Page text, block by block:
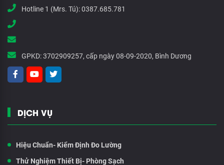
Hotline 1 (Mrs. Tú):0387.685.781
GPKD:3702909257, cấp ngày 08-09-2020, Bình Dương
DỊCH VỤ
Hiệu Chuẩn- Kiểm Định Đo Lường
Thử Nghiệm Thiết Bị- Phòng Sạch